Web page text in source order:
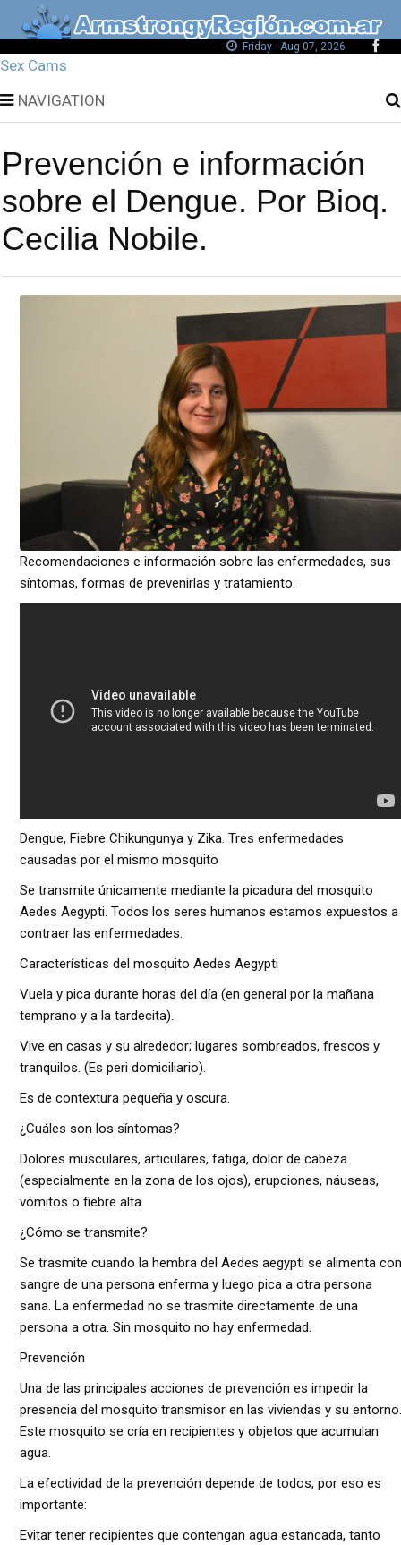
Friday - Aug 07, 2026
Sex Cams
NAVIGATION
Prevención e información
sobre el Dengue. Por Bioq.
Cecilia Nobile.
Recomendaciones e información sobre las enfermedades, sus
síntomas, formas de prevenirlas y tratamiento.
Dengue, Fiebre Chikungunya y Zika. Tres enfermedades
causadas por el mismo mosquito
Se transmite únicamente mediante la picadura del mosquito
Aedes Aegypti. Todos los seres humanos estamos expuestos a
contraer las enfermedades.
Características del mosquito Aedes Aegypti
Vuela y pica durante horas del día (en general por la mañana
temprano y a la tardecita).
Vive en casas y su alrededor; lugares sombreados, frescos y
tranquilos. (Es peri domiciliario).
Es de contextura pequeña y oscura.
¿Cuáles son los síntomas?
Dolores musculares, articulares, fatiga, dolor de cabeza
(especialmente en la zona de los ojos), erupciones, náuseas,
vómitos o fiebre alta.
¿Cómo se transmite?
Se trasmite cuando la hembra del Aedes aegypti se alimenta con
sangre de una persona enferma y luego pica a otra persona
sana. La enfermedad no se trasmite directamente de una
persona a otra. Sin mosquito no hay enfermedad.
Prevención
Una de las principales acciones de prevención es impedir la
presencia del mosquito transmisor en las viviendas y su entorno.
Este mosquito se cría en recipientes y objetos que acumulan
agua.
La efectividad de la prevención depende de todos, por eso es
importante:
Evitar tener recipientes que contengan agua estancada, tanto